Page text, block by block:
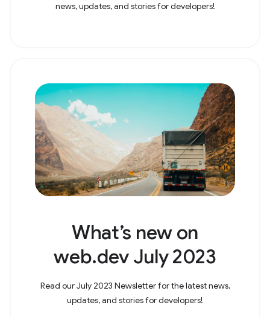
news, updates, and stories for developers!
What’s new on
web.dev July 2023
Read our July 2023 Newsletter for the latest news,
updates, and stories for developers!